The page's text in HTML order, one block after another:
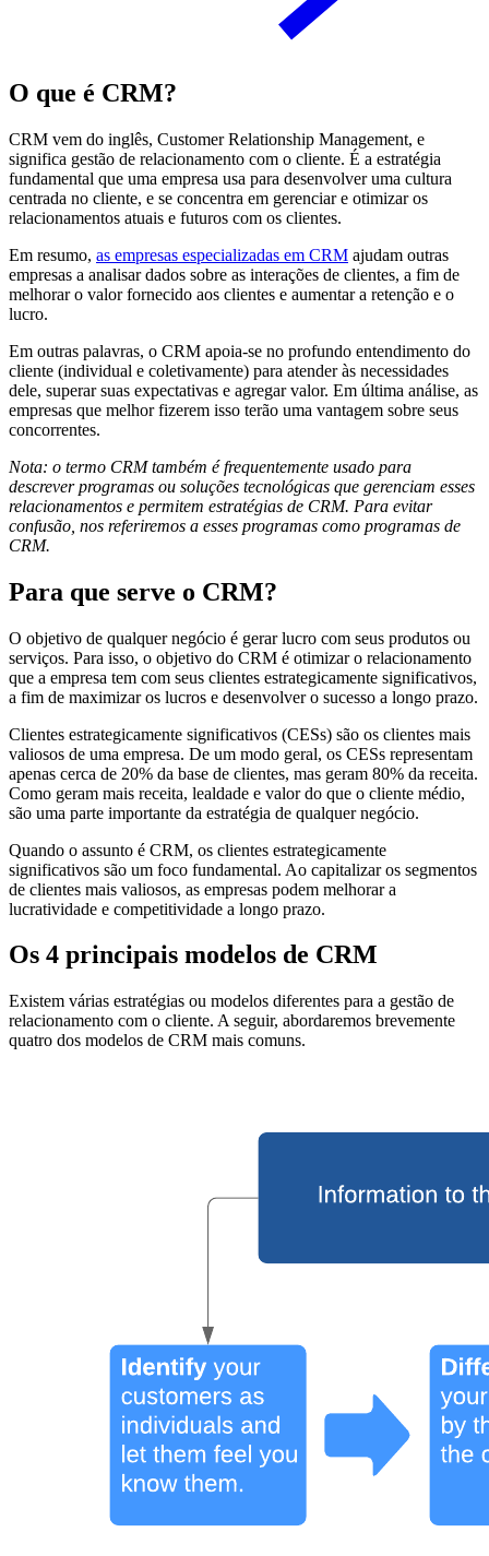
O que é CRM?
CRM vem do inglês, Customer Relationship Management, e
significa gestão de relacionamento com o cliente. É a estratégia
fundamental que uma empresa usa para desenvolver uma cultura
centrada no cliente, e se concentra em gerenciar e otimizar os
relacionamentos atuais e futuros com os clientes.
Em resumo, as empresas especializadas em CRM ajudam outras
empresas a analisar dados sobre as interações de clientes, a fim de
melhorar o valor fornecido aos clientes e aumentar a retenção e o
lucro.
Em outras palavras, o CRM apoia-se no profundo entendimento do
cliente (individual e coletivamente) para atender às necessidades
dele, superar suas expectativas e agregar valor. Em última análise, as
empresas que melhor fizerem isso terão uma vantagem sobre seus
concorrentes.
Nota: o termo CRM também é frequentemente usado para
descrever programas ou soluções tecnológicas que gerenciam esses
relacionamentos e permitem estratégias de CRM. Para evitar
confusão, nos referiremos a esses programas como programas de
CRM.
Para que serve o CRM?
O objetivo de qualquer negócio é gerar lucro com seus produtos ou
serviços. Para isso, o objetivo do CRM é otimizar o relacionamento
que a empresa tem com seus clientes estrategicamente significativos,
a fim de maximizar os lucros e desenvolver o sucesso a longo prazo.
Clientes estrategicamente significativos (CESs) são os clientes mais
valiosos de uma empresa. De um modo geral, os CESs representam
apenas cerca de 20% da base de clientes, mas geram 80% da receita.
Como geram mais receita, lealdade e valor do que o cliente médio,
são uma parte importante da estratégia de qualquer negócio.
Quando o assunto é CRM, os clientes estrategicamente
significativos são um foco fundamental. Ao capitalizar os segmentos
de clientes mais valiosos, as empresas podem melhorar a
lucratividade e competitividade a longo prazo.
Os 4 principais modelos de CRM
Existem várias estratégias ou modelos diferentes para a gestão de
relacionamento com o cliente. A seguir, abordaremos brevemente
quatro dos modelos de CRM mais comuns.